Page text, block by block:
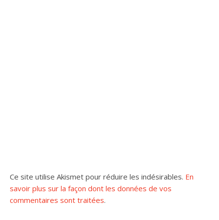
Ce site utilise Akismet pour réduire les indésirables. En
savoir plus sur la façon dont les données de vos
commentaires sont traitées.